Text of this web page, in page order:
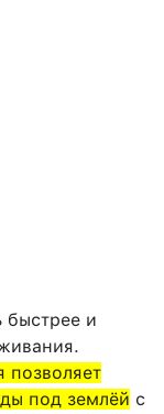
и
позволяет
под землёй с